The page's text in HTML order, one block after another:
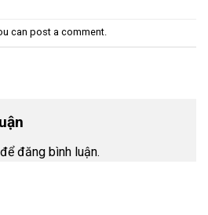
can post a comment.
đăng bình luận.